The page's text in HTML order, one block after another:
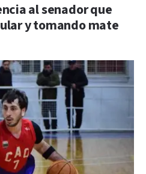
al senador que
y tomando mate